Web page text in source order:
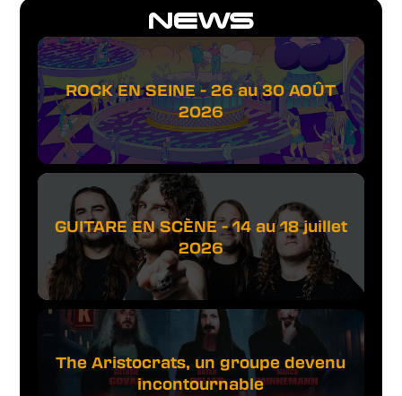
NEWS
ROCK EN SEINE - 26 au 30 AOÛT
2026
GUITARE EN SCÈNE - 14 au 18 juillet
2026
The Aristocrats, un groupe devenu
incontournable